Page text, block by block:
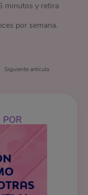
minutos y retira
por semana.
Siguiente artículo
POR